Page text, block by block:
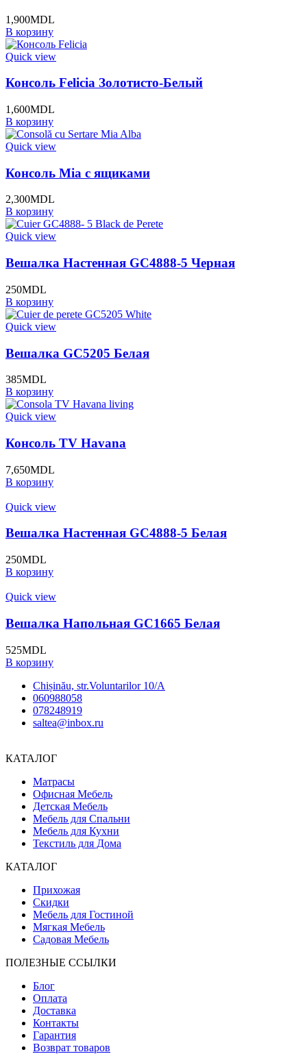
1,900MDL
В корзину
Quick view
Консоль Felicia Золотисто-Белый
1,600MDL
В корзину
Quick view
Консоль Mia с ящиками
2,300MDL
В корзину
Quick view
Вешалка Настенная GC4888-5 Черная
250MDL
В корзину
Quick view
Вешалка GC5205 Белая
385MDL
В корзину
Quick view
Консоль TV Havana
7,650MDL
В корзину
Quick view
Вешалка Настенная GC4888-5 Белая
250MDL
В корзину
Quick view
Вешалка Напольная GC1665 Белая
525MDL
В корзину
Chișinău, str.Voluntarilor 10/A
060988058
078248919
saltea@inbox.ru
КАТАЛОГ
Матрасы
Офисная Мебель
Детская Мебель
Мебель для Спальни
Мебель для Кухни
Текстиль для Дома
КАТАЛОГ
Прихожая
Скидки
Мебель для Гостиной
Мягкая Мебель
Садовая Мебель
ПОЛЕЗНЫЕ ССЫЛКИ
Блог
Оплата
Доставка
Контакты
Гарантия
Возврат товаров